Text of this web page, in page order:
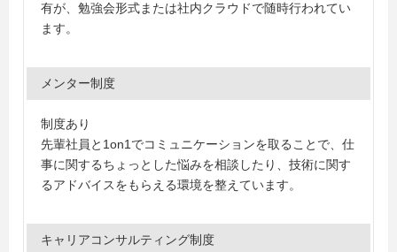
有が、勉強会形式または社内クラウドで随時行われてい
ます。
メンター制度
制度あり
先輩社員と1on1でコミュニケーションを取ることで、仕
事に関するちょっとした悩みを相談したり、技術に関す
るアドバイスをもらえる環境を整えています。
キャリアコンサルティング制度